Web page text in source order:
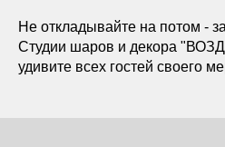
Не откладывайте на потом -
Студии шаров и декора
удивите всех гостей своего